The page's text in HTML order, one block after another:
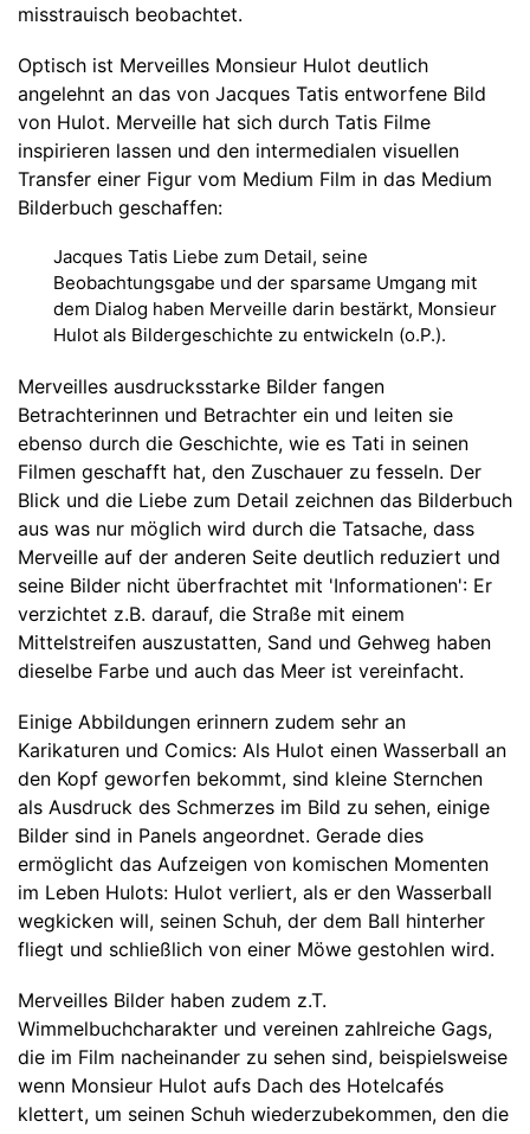
misstrauisch beobachtet.
Optisch ist Merveilles Monsieur Hulot deutlich
angelehnt an das von Jacques Tatis entworfene Bild
von Hulot. Merveille hat sich durch Tatis Filme
inspirieren lassen und den intermedialen visuellen
Transfer einer Figur vom Medium Film in das Medium
Bilderbuch geschaffen:
Jacques Tatis Liebe zum Detail, seine
Beobachtungsgabe und der sparsame Umgang mit
dem Dialog haben Merveille darin bestärkt, Monsieur
Hulot als Bildergeschichte zu entwickeln (o.P.).
Merveilles ausdrucksstarke Bilder fangen
Betrachterinnen und Betrachter ein und leiten sie
ebenso durch die Geschichte, wie es Tati in seinen
Filmen geschafft hat, den Zuschauer zu fesseln. Der
Blick und die Liebe zum Detail zeichnen das Bilderbuch
aus was nur möglich wird durch die Tatsache, dass
Merveille auf der anderen Seite deutlich reduziert und
seine Bilder nicht überfrachtet mit 'Informationen': Er
verzichtet z.B. darauf, die Straße mit einem
Mittelstreifen auszustatten, Sand und Gehweg haben
dieselbe Farbe und auch das Meer ist vereinfacht.
Einige Abbildungen erinnern zudem sehr an
Karikaturen und Comics: Als Hulot einen Wasserball an
den Kopf geworfen bekommt, sind kleine Sternchen
als Ausdruck des Schmerzes im Bild zu sehen, einige
Bilder sind in Panels angeordnet. Gerade dies
ermöglicht das Aufzeigen von komischen Momenten
im Leben Hulots: Hulot verliert, als er den Wasserball
wegkicken will, seinen Schuh, der dem Ball hinterher
fliegt und schließlich von einer Möwe gestohlen wird.
Merveilles Bilder haben zudem z.T.
Wimmelbuchcharakter und vereinen zahlreiche Gags,
die im Film nacheinander zu sehen sind, beispielsweise
wenn Monsieur Hulot aufs Dach des Hotelcafés
klettert, um seinen Schuh wiederzubekommen, den die